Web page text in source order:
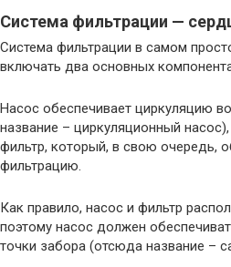
Система фильтрации —
Система фильтрации в самом
включать два основных
Насос обеспечивает циркуляцию
название – циркуляционный
фильтр, который, в свою очередь,
фильтрацию.
Как правило, насос и фильтр
поэтому насос должен
точки забора (отсюда название –